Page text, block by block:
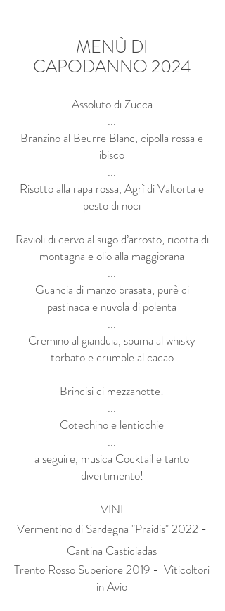
MENÙ DI
CAPODANNO2024
Assoluto di Zucca
...
Branzino al Beurre Blanc, cipolla rossa e
ibisco
...
Risotto alla rapa rossa, Agrì di Valtorta e
pesto di noci
...
Ravioli di cervo al sugo d’arrosto, ricotta di
montagna e olio alla maggiorana
...
Guancia di manzo brasata, purè di
pastinaca e nuvola di polenta
...
Cremino al gianduia, spuma al whisky
torbato e crumble al cacao
...
Brindisi di mezzanotte!
...
Cotechino e lenticchie
...
a seguire, musica Cocktail e tanto
divertimento!
VINI
Vermentino di Sardegna "Praidis" 2022 -
Cantina Castidiadas
Trento Rosso Superiore 2019 - Viticoltori
in Avio